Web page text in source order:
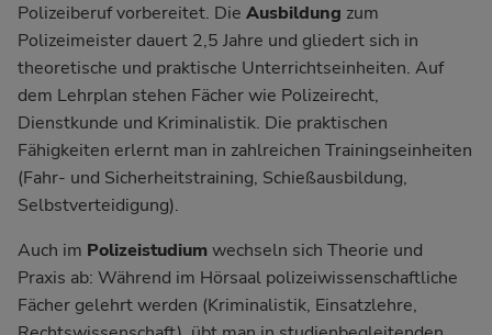
Polizeiberuf vorbereitet. Die Ausbildung zum
Polizeimeister dauert 2,5 Jahre und gliedert sich in
theoretische und praktische Unterrichtseinheiten. Auf
dem Lehrplan stehen Fächer wie Polizeirecht,
Dienstkunde und Kriminalistik. Die praktischen
Fähigkeiten erlernt man in zahlreichen Trainingseinheiten
(Fahr- und Sicherheitstraining, Schießausbildung,
Selbstverteidigung).
Auch im Polizeistudiumwechseln sich Theorie und
Praxis ab: Während im Hörsaal polizeiwissenschaftliche
Fächer gelehrt werden (Kriminalistik, Einsatzlehre,